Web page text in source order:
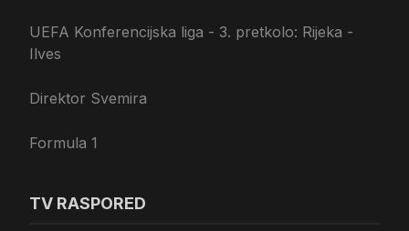
UEFA Konferencijska liga - 3. pretkolo: Rijeka -
Ilves
Direktor Svemira
Formula 1
TV RASPORED